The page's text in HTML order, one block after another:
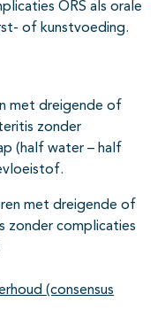
ORS als orale
of kunstvoeding.
met dreigende of
zonder
(half water – half
met dreigende of
zonder complicaties
(consensus